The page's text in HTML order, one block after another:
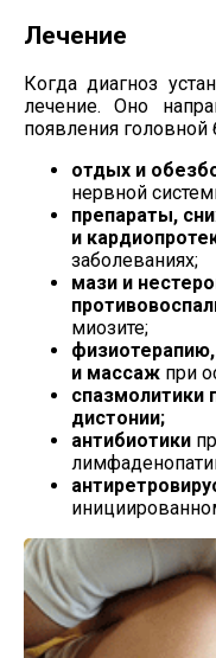
Лечение
Когда диагноз
лечение. Оно
появления головной
отдых и
нервной
препараты,
и
заболеваниях;
мази и
миозите;
и массаж при
спазмолитики
дистонии;
антибиотики